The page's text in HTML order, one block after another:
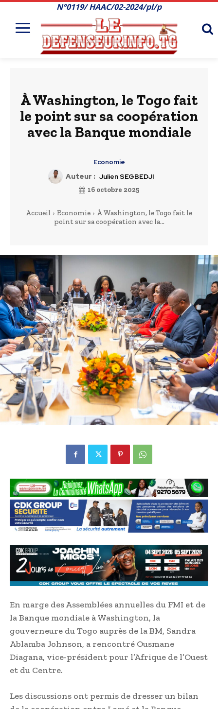
N°0119/ HAAC/02-2024/pl/p
À Washington, le Togo fait
le point sur sa coopération
avec la Banque mondiale
Economie
Auteur : Julien SEGBEDJI
16 octobre 2025
Accueil Economie
À Washington, le Togo fait le
point sur sa coopération avec la...
En marge des Assemblées annuelles du FMI et de
la Banque mondiale à Washington, la
gouverneure du Togo auprès de la BM, Sandra
Ablamba Johnson, a rencontré Ousmane
Diagana, vice-président pour l’Afrique de l’Ouest
et du Centre.
Les discussions ont permis de dresser un bilan